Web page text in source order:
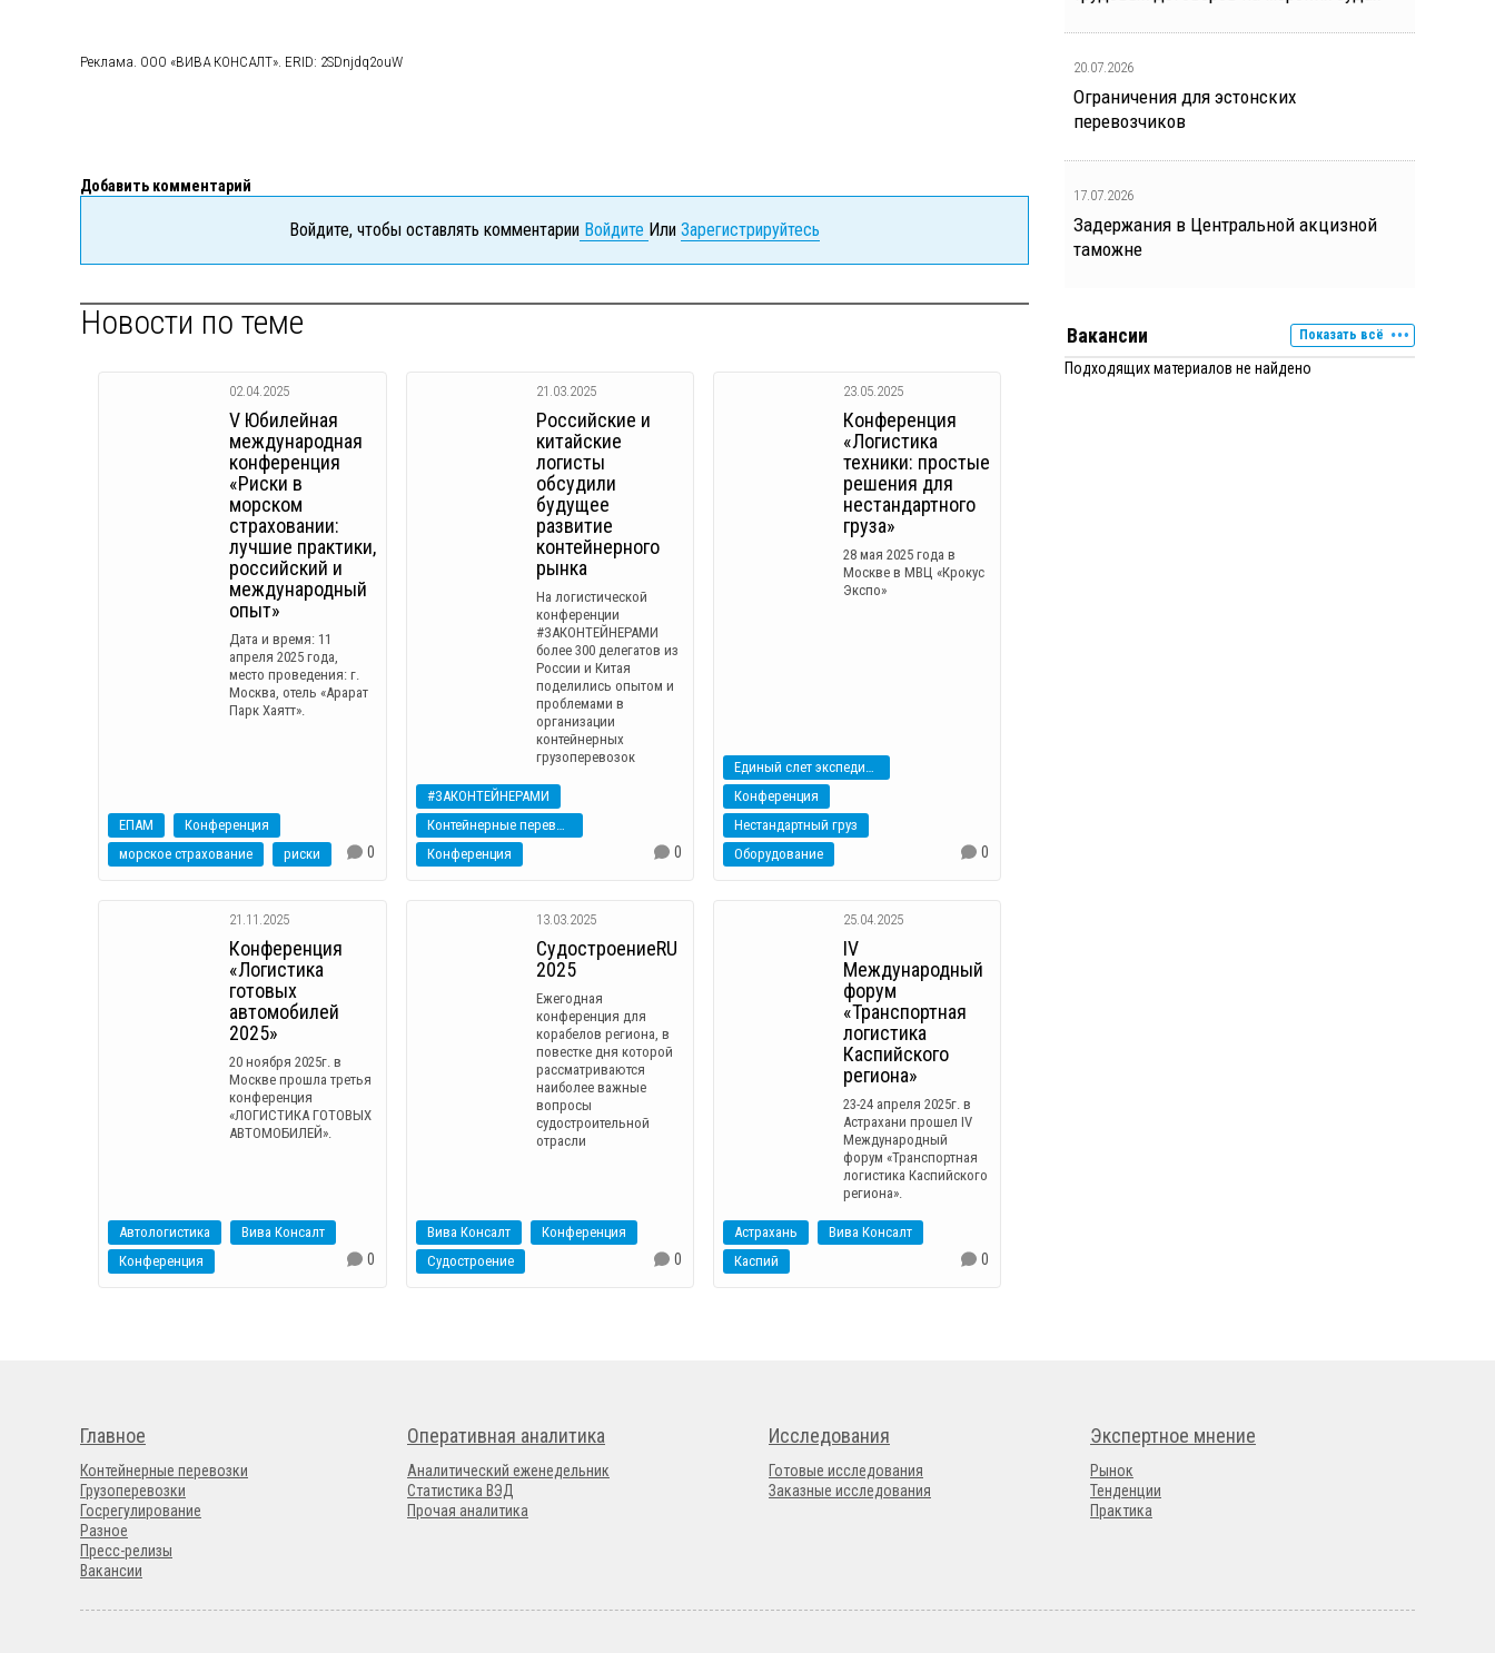
Реклама. ООО «ВИВА КОНСАЛТ». ERID: 2SDnjdq2ouW
Добавить комментарий
Войдите, чтобы оставлять комментарии Войдите Или Зарегистрируйтесь
Новости по теме
02.04.2025
V Юбилейная
международная
конференция
«Риски в
морском
страховании:
лучшие практики,
российский и
международный
опыт»
Дата и время: 11
апреля 2025 года,
место проведения: г.
Москва, отель «Арарат
Парк Хаятт».
ЕПАМ
Конференция
морское страхование
риски 0
21.03.2025
Российские и
китайские
логисты
обсудили
будущее
развитие
контейнерного
рынка
На логистической
конференции
#ЗАКОНТЕЙНЕРАМИ
более 300 делегатов из
России и Китая
поделились опытом и
проблемами в
организации
контейнерных
грузоперевозок
#ЗАКОНТЕЙНЕРАМИ
Контейнерные перевозки
Конференция
0
23.05.2025
Конференция
«Логистика
техники: простые
решения для
нестандартного
груза»
28 мая 2025 года в
Москве в МВЦ «Крокус
Экспо»
Единый слет экспедиторов
Конференция
Нестандартный груз
Оборудование
0
21.11.2025
Конференция
«Логистика
готовых
автомобилей
2025»
20 ноября 2025г. в
Москве прошла третья
конференция
«ЛОГИСТИКА ГОТОВЫХ
АВТОМОБИЛЕЙ».
Автологистика
Вива Консалт
Конференция
0
13.03.2025
СудостроениеRU
2025
Ежегодная
конференция для
корабелов региона, в
повестке дня которой
рассматриваются
наиболее важные
вопросы
судостроительной
отрасли
Вива Консалт
Конференция
Судостроение
0
25.04.2025
IV
Международный
форум
«Транспортная
логистика
Каспийского
региона»
23-24 апреля 2025г. в
Астрахани прошел IV
Международный
форум «Транспортная
логистика Каспийского
региона».
Астрахань
Вива Консалт
Каспий
0
20.07.2026
Ограничения для эстонских
перевозчиков
17.07.2026
Задержания в Центральной акцизной
таможне
Вакансии Показать всё
Подходящих материалов не найдено
Главное
Контейнерные перевозки
Грузоперевозки
Госрегулирование
Разное
Пресс-релизы
Вакансии
Оперативная аналитика
Аналитический еженедельник
Статистика ВЭД
Прочая аналитика
Исследования
Готовые исследования
Заказные исследования
Экспертное мнение
Рынок
Тенденции
Практика